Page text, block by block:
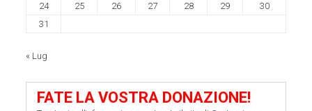
24
25 26 27 28 29
30
31
« Lug
FATE LA VOSTRA DONAZIONE!